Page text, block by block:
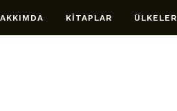
KİTAPLAR ÜLKELER